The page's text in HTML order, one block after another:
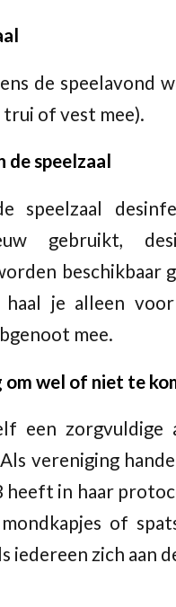
de speelavond
of vest mee).
de speelzaal
speelzaal
gebruikt,
beschikbaar
haal je alleen
mee.
wel of niet te
een
vereniging
heeft in haar
of
iedereen zich aan